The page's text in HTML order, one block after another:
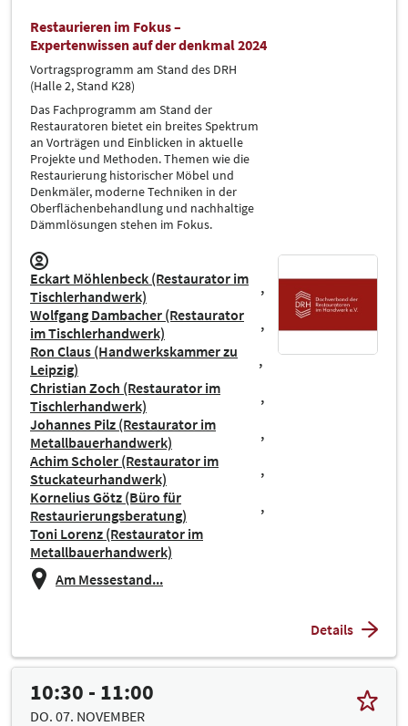
Restaurieren im Fokus –
Expertenwissen auf der denkmal 2024
Vortragsprogramm am Stand des DRH
(Halle 2, Stand K28)
Das Fachprogramm am Stand der
Restauratoren bietet ein breites Spektrum
an Vorträgen und Einblicken in aktuelle
Projekte und Methoden. Themen wie die
Restaurierung historischer Möbel und
Denkmäler, moderne Techniken in der
Oberflächenbehandlung und nachhaltige
Dämmlösungen stehen im Fokus.
Eckart Möhlenbeck (Restaurator im
Tischlerhandwerk)
Wolfgang Dambacher (Restaurator
im Tischlerhandwerk)
Ron Claus (Handwerkskammer zu
Leipzig)
Christian Zoch (Restaurator im
Tischlerhandwerk)
Johannes Pilz (Restaurator im
Metallbauerhandwerk)
Achim Scholer (Restaurator im
Stuckateurhandwerk)
Kornelius Götz (Büro für
Restaurierungsberatung)
Toni Lorenz (Restaurator im
Metallbauerhandwerk)
Am Messestand...
Details
10:30 - 11:00
DO. 07. NOVEMBER